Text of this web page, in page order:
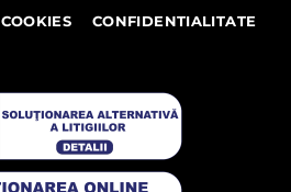
COOKIES CONFIDENTIALITATE